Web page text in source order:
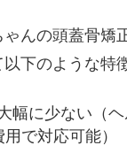
んの頭蓋骨矯
下のような特
幅に少ない（
で対応可能）